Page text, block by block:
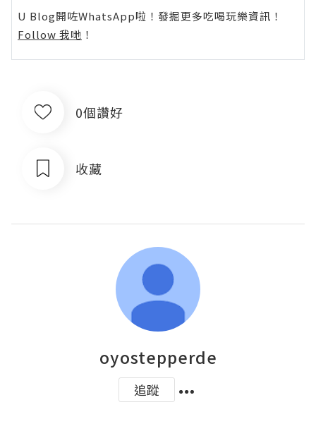
U Blog開咗WhatsApp啦！發掘更多吃喝玩樂資訊！
Follow 我哋 ！
0個讚好
收藏
oyostepperde
追蹤